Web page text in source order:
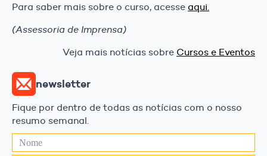
Para saber mais sobre o curso, acesse aqui.
(Assessoria de Imprensa)
Veja mais notícias sobre Cursos e Eventos
newsletter
Fique por dentro de todas as notícias com o nosso
resumo semanal.